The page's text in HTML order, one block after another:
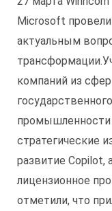
Microsoft
актуальным
трансформации.
компаний из
промышленности
стратегические
развитие Copilot,
лицензионное
отметили, что